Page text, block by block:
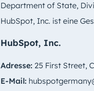
Department of State,
HubSpot, Inc. ist eine
HubSpot, Inc.
Adresse: 25 First Street,
E-Mail: